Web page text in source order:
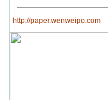
http://paper.wenweipo.com